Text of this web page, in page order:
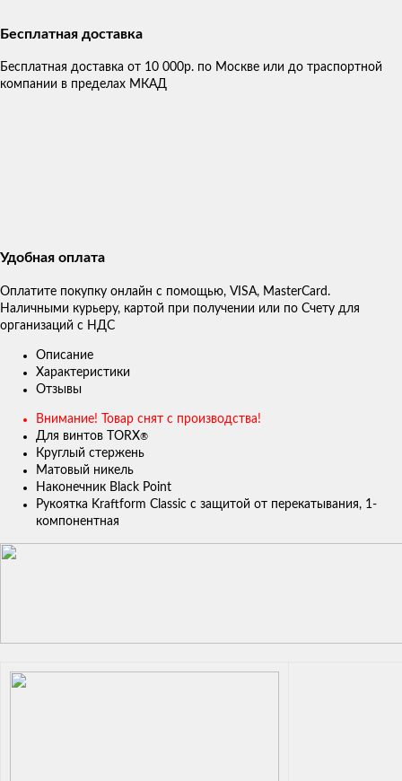
Бесплатная доставка
Бесплатная доставка от 10 000р. по Москве или до траспортной
компании в пределах МКАД
Удобная оплата
Оплатите покупку онлайн с помощью, VISA, MasterCard.
Наличными курьеру, картой при получении или по Счету для
организаций с НДС
Описание
Характеристики
Отзывы
Внимание! Товар снят с производства!
Для винтов TORX®
Круглый стержень
Матовый никель
Наконечник Black Point
Рукоятка Kraftform Classic с защитой от перекатывания, 1-
компонентная